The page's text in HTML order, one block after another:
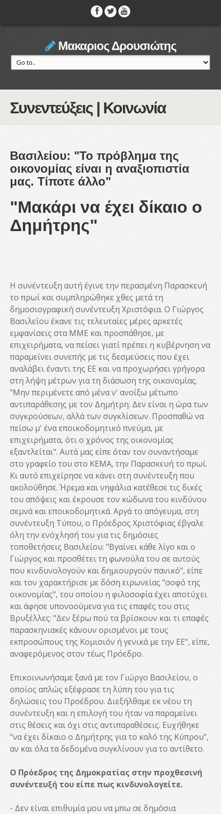
Μακαριος Δρουσιώτης
Συνεντεύξεις | Κοινωνία
Βασιλείου: "Το πρόβλημα της
οικονομίας είναι η αναξιοπιστία
μας. Τίποτε άλλο"
"Μακάρι να έχει δίκαιο ο
Δημήτρης"
Η συνέντευξη αυτή έγινε την περασμένη Παρασκευή
το πρωί και συμπληρώθηκε χθες μετά τη
δημοσιογραφική συνέντευξη Χριστόφια. Ο Γιώργος
Βασιλείου έκανε τις τελευταίες μέρες αρκετές
εμφανίσεις στα ΜΜΕ και προσπάθησε, με
επιχειρήματα, να πείσει γιατί πρέπει η κυβέρνηση να
παραμείνει συνεπής με τις δεσμεύσεις που έχει
αναλάβει έναντι της ΕΕ και να προχωρήσει γρήγορα
στη λήψη μέτρων για τη διάσωση της οικονομίας.
"Μην περιμένετε από μένα ν' ανοίξω μέτωπο
αντιπαράθεσης με τον Δημήτρη. Δεν είναι η ώρα των
συγκρούσεων, αλλά των συγκλίσεων. Προσπαθώ να
πείσω μ' ένα εποικοδομητικό πνεύμα, με
επιχειρήματα, ότι ο χρόνος της οικονομίας
εξαντλείται". Αυτά μας είπε όταν τον συναντήσαμε
στο γραφείο του στο ΚΕΜΑ, την Παρασκευή το πρωί.
Κι αυτό επιχείρησε να κάνει στη συνέντευξη που
ακολούθησε. Ήρεμα και νηφάλια κατέθεσε τις δικές
του απόψεις και έκρουσε τον κώδωνα του κινδύνου
σεμνά και εποικοδομητικά. Αργά το απόγευμα, στη
συνέντευξη Τύπου, ο Πρόεδρος Χριστόφιας έβγαλε
όλη την ενόχλησή του για τις δημόσιες
τοποθετήσεις Βασιλείου: "Βγαίνει κάθε λίγο και ο
Γιώργος και προσθέτει τη φωνούλα του σε αυτούς
που κινδυνολογούν και δημιουργούν πανικό", είπε
και τον χαρακτήρισε με δόση ειρωνείας "σοφό της
οικονομίας", του οποίου η φιλοσοφία έχει αποτύχει
και άφησε υπονοούμενα για τις επαφές του στις
Βρυξέλλες: "Δεν ξέρω πού τα βρίσκουν και τι επαφές
παρασκηνιακές κάνουν ορισμένοι με τους
εκπροσώπους της Κομισιόν ή γενικά με την ΕΕ", είπε,
αναφερόμενος στον τέως Πρόεδρο.
Επικοινωνήσαμε ξανά με τον Γιώργο Βασιλείου, ο
οποίος απλώς εξέφρασε τη λύπη του για τις
δηλώσεις του Προέδρου. Διεξήλθαμε εκ νέου τη
συνέντευξη και η επιλογή του ήταν να παραμείνει
στις θέσεις και όχι στις αντιπαραθέσεις. Ευχήθηκε
"να έχει δίκαιο ο Δημήτρης για το καλό της Κύπρου",
αν και όλα τα δεδομένα συγκλίνουν για το αντίθετο.
Ο Πρόεδρος της Δημοκρατίας στην προχθεσινή
συνέντευξή του είπε πως κινδυνολογείτε.
- Δεν είναι επιθυμία μου να μπω σε δημόσια